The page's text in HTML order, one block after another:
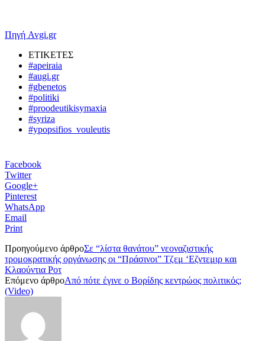
Πηγή Avgi.gr
ΕΤΙΚΕΤΕΣ
#apeiraia
#augi.gr
#gbenetos
#politiki
#proodeutikisymaxia
#syriza
#ypopsifios_vouleutis
Facebook
Twitter
Google+
Pinterest
WhatsApp
Email
Print
Προηγούμενο άρθροΣε “λίστα θανάτου” νεοναζιστικής
τρομοκρατικής οργάνωσης οι “Πράσινοι” Τζεμ ‘Εζντεμιρ και
Κλαούντια Ροτ
Επόμενο άρθροΑπό πότε έγινε ο Βορίδης κεντρώος πολιτικός;
(Video)